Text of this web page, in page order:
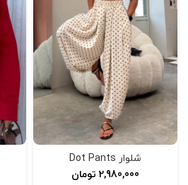
شلوار Dot Pants
2,980,000 تومان